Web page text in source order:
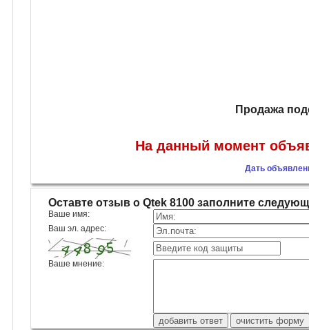
Продажа
На данный момент
Дать
Оставте отзыв о Qtek 8100 заполните
Ваше имя:
Ваш эл. адрес:
Ваше мнение: